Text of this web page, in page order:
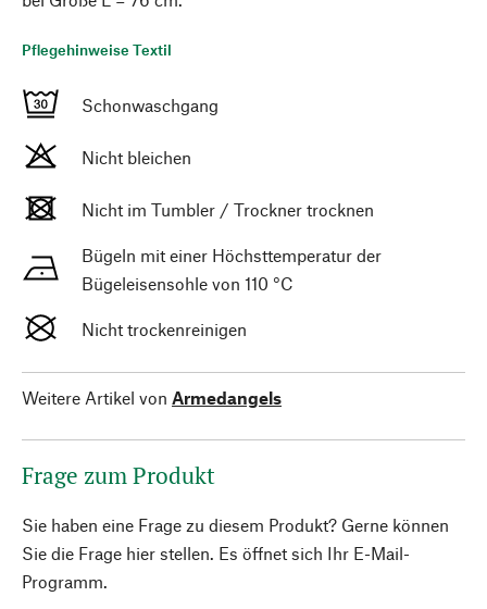
Pflegehinweise Textil
Schonwaschgang
Nicht bleichen
Nicht im Tumbler / Trockner trocknen
Bügeln mit einer Höchsttemperatur der
Bügeleisensohle von 110 °C
Nicht trockenreinigen
Weitere Artikel von Armedangels
Frage zum Produkt
Sie haben eine Frage zu diesem Produkt? Gerne können
Sie die Frage hier stellen. Es öffnet sich Ihr E-Mail-
Programm.